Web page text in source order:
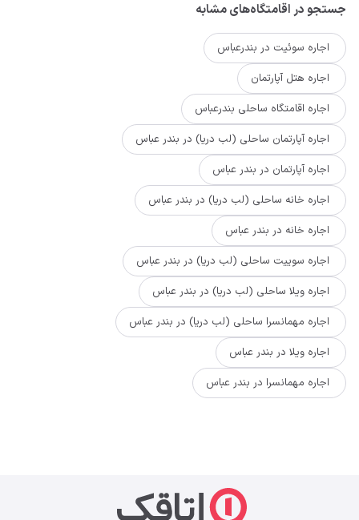
جستجو در اقامتگاه‌های مشابه
اجاره سوئیت در بندرعباس
اجاره هتل آپارتمان
اجاره اقامتگاه ساحلی بندرعباس
اجاره آپارتمان ساحلی (لب دریا) در بندر عباس
اجاره آپارتمان در بندر عباس
اجاره خانه ساحلی (لب دریا) در بندر عباس
اجاره خانه در بندر عباس
اجاره سوییت ساحلی (لب دریا) در بندر عباس
اجاره ویلا ساحلی (لب دریا) در بندر عباس
اجاره مهمانسرا ساحلی (لب دریا) در بندر عباس
اجاره ویلا در بندر عباس
اجاره مهمانسرا در بندر عباس